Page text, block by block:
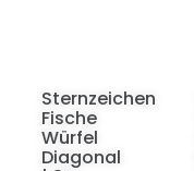
können
auf
der
Sternzeichen
Fische
Würfel
Diagonal